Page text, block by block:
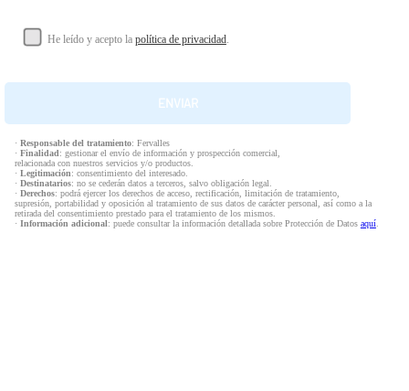
He leído y acepto la política de privacidad.
· Responsable del tratamiento: Fervalles
· Finalidad: gestionar el envío de información y prospección comercial,
relacionada con nuestros servicios y/o productos.
· Legitimación: consentimiento del interesado.
· Destinatarios: no se cederán datos a terceros, salvo obligación legal.
· Derechos: podrá ejercer los derechos de acceso, rectificación, limitación de tratamiento,
supresión, portabilidad y oposición al tratamiento de sus datos de carácter personal, así como a la
retirada del consentimiento prestado para el tratamiento de los mismos.
· Información adicional: puede consultar la información detallada sobre Protección de Datos aquí.